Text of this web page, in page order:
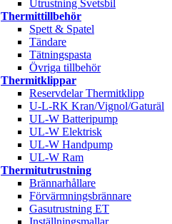
Utrustning Svetsbil
Thermittillbehör
Spett & Spatel
Tändare
Tätningspasta
Övriga tillbehör
Thermitklippar
Reservdelar Thermitklipp
U-L-RK Kran/Vignol/Gaturäl
UL-W Batteripump
UL-W Elektrisk
UL-W Handpump
UL-W Ram
Thermitutrustning
Brännarhållare
Förvärmningsbrännare
Gasutrustning ET
Inställningsmallar